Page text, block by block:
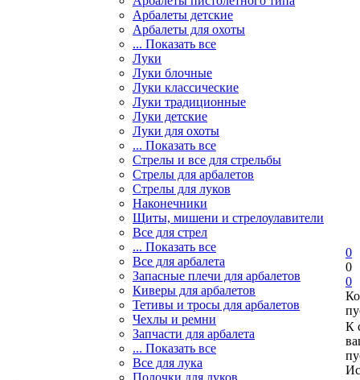
Арбалеты детские
Арбалеты для охоты
... Показать все
Луки
Луки блочные
Луки классические
Луки традиционные
Луки детские
Луки для охоты
... Показать все
Стрелы и все для стрельбы
Стрелы для арбалетов
Стрелы для луков
Наконечники
Щиты, мишени и стрелоулавители
Все для стрел
... Показать все
Все для арбалета
Запасные плечи для арбалетов
Киверы для арбалетов
Тетивы и тросы для арбалетов
Чехлы и ремни
Запчасти для арбалета
... Показать все
Все для лука
Полочки для луков
0
0
0
К